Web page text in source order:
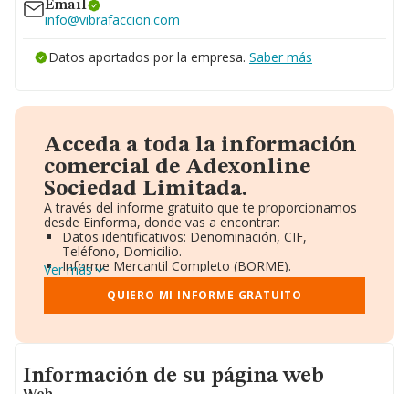
Email
info@vibrafaccion.com
Datos aportados por la empresa. Saber más
Acceda a toda la información
comercial de Adexonline
Sociedad Limitada.
A través del informe gratuito que te proporcionamos
desde Einforma, donde vas a encontrar:
Datos identificativos: Denominación, CIF,
Teléfono, Domicilio.
Informe Mercantil Completo (BORME).
Gráficos de Evolución Ventas y Empleados.
Consejo de Administración y Administradores.
Directivos y Ejecutivos.
Información oficial y registral complementaria.
Ver más
QUIERO MI INFORME GRATUITO
Informacion de su página web
Información de su página web